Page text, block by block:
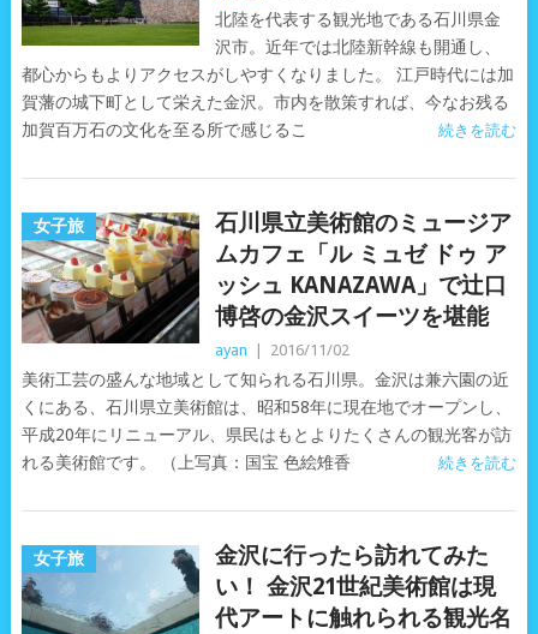
北陸を代表する観光地である石川県金
沢市。近年では北陸新幹線も開通し、
都心からもよりアクセスがしやすくなりました。 江戸時代には加
賀藩の城下町として栄えた金沢。市内を散策すれば、今なお残る
加賀百万石の文化を至る所で感じるこ
続きを読む
女子旅
石川県立美術館のミュージア
ムカフェ「ル ミュゼ ドゥ ア
ッシュ KANAZAWA」で辻口
博啓の金沢スイーツを堪能
ayan 2016/11/02
美術工芸の盛んな地域として知られる石川県。金沢は兼六園の近
くにある、石川県立美術館は、昭和58年に現在地でオープンし、
平成20年にリニューアル、県民はもとよりたくさんの観光客が訪
れる美術館です。 （上写真：国宝 色絵雉香
続きを読む
女子旅
金沢に行ったら訪れてみた
い！ 金沢21世紀美術館は現
代アートに触れられる観光名